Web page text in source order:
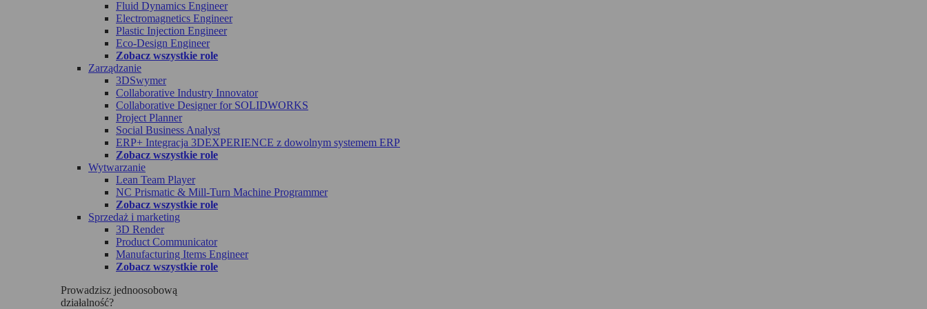
Fluid Dynamics Engineer
Electromagnetics Engineer
Plastic Injection Engineer
Eco-Design Engineer
Zobacz wszystkie role
Zarządzanie
3DSwymer
Collaborative Industry Innovator
Collaborative Designer for SOLIDWORKS
Project Planner
Social Business Analyst
ERP+ Integracja 3DEXPERIENCE z dowolnym systemem ERP
Zobacz wszystkie role
Wytwarzanie
Lean Team Player
NC Prismatic & Mill-Turn Machine Programmer
Zobacz wszystkie role
Sprzedaż i marketing
3D Render
Product Communicator
Manufacturing Items Engineer
Zobacz wszystkie role
Prowadzisz jednoosobową
działalność?